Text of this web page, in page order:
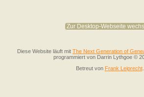
Zur Desktop-Webseite
Diese Website läuft mit The Next Generation of
programmiert von Darrin Lythgoe ©
Betreut von Frank Leiprecht.